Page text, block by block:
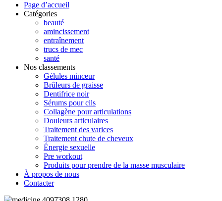
Page d’accueil
Catégories
beauté
amincissement
entraînement
trucs de mec
santé
Nos classements
Gélules minceur
Brûleurs de graisse
Dentifrice noir
Sérums pour cils
Collagène pour articulations
Douleurs articulaires
Traitement des varices
Traitement chute de cheveux
Énergie sexuelle
Pre workout
Produits pour prendre de la masse musculaire
À propos de nous
Contacter